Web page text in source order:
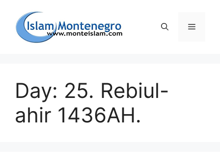
sadržaj
Day: 25. Rebiul-
ahir 1436AH.